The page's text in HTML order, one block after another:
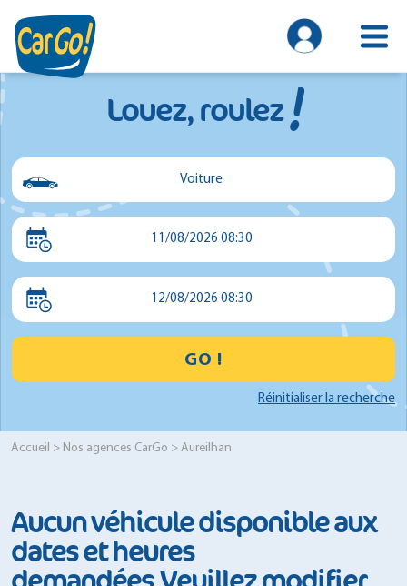
Louez, roulez!
Voiture
Voiture
11/08/2026 08:30
12/08/2026 08:30
GO !
Réinitialiser la recherche
Accueil > Nos agences CarGo > Aureilhan
Aucun véhicule disponible aux
dates et heures